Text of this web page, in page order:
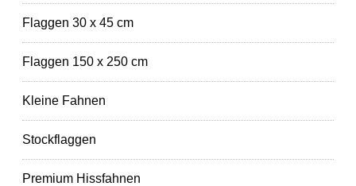
Flaggen 30 x 45 cm
Flaggen 150 x 250 cm
Kleine Fahnen
Stockflaggen
Premium Hissfahnen